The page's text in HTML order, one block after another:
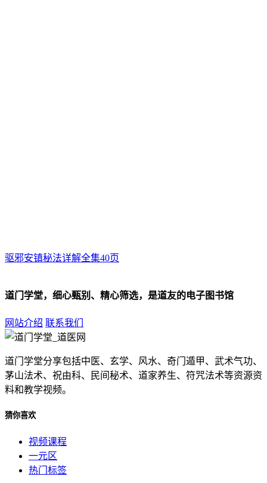
驱邪安镇秘法详解全集40页
道门学堂，细心甄别、精心筛选，是道友的电子图书馆
网站介绍 联系我们
道门学堂分享包括中医、玄学、风水、奇门遁甲、武术气功、
茅山法术、祝由科、民间秘术、道家养生、符咒法术等资源资
料和教学视频。
猜你喜欢
视频课程
一元区
热门标签